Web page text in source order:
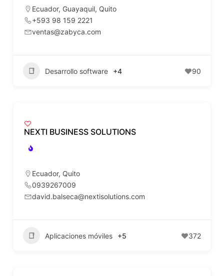
Ecuador, Guayaquil, Quito
+593 98 159 2221
ventas@zabyca.com
Desarrollo software +4 90
NEXTI BUSINESS SOLUTIONS
Ecuador, Quito
0939267009
david.balseca@nextisolutions.com
Aplicaciones móviles +5 372